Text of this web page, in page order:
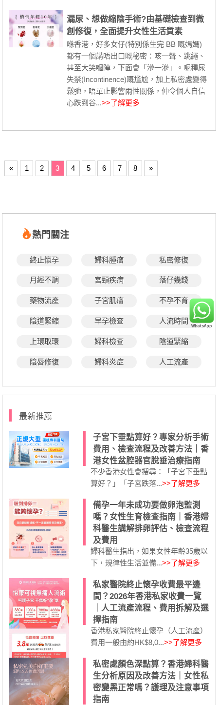
漏尿、想做縮陰手術?由基礎檢查到微
創修復，全面提升女性生活質素
喺香港，好多女仔(特別係生完 BB 嘅媽媽)
都有一個講唔出口嘅秘密：咳一聲、跳繩、
甚至大笑嗰陣，下面會「滲一滲」。呢種尿
失禁(Incontinence)嘅尷尬，加上私密處變得
鬆弛，唔單止影響兩性關係，仲令個人自信
心跌到谷...>>了解更多
« 1 2 3 4 5 6 7 8 »
熱門關注
終止懷孕 婦科腫瘤 私密修復
月經不調 宮頸疾病 落仔幾錢
藥物流產 子宮肌瘤 不孕不育
陰道緊縮 早孕檢查 人流時間
上環取環 婦科檢查 陰道緊縮
陰唇修復 婦科炎症 人工流產
最新推薦
子宮下垂點算好？專家分析手術
費用、檢查流程及改善方法｜香
港女性盆腔器官脫垂治療指南
不少香港女性會搜尋：「子宮下垂點
算好？」「子宮跌落...>>了解更多
備孕一年未成功要做卵泡監測
嗎？女性生育檢查指南｜香港婦
科醫生講解排卵評估、檢查流程
及費用
婦科醫生指出，如果女性年齡35歲以
下，規律性生活並備...>>了解更多
私家醫院終止懷孕收費最平邊
間？2026年香港私家收費一覽
｜人工流產流程、費用拆解及選
擇指南
香港私家醫院終止懷孕（人工流產）
費用一般由約HK$8,0...>>了解更多
私密處顏色深點算？香港婦科醫
生分析原因及改善方法｜女性私
密變黑正常嗎？護理及注意事項
指南